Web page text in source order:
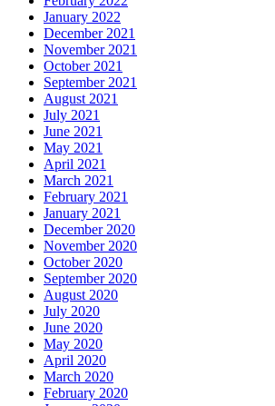
January 2022
December 2021
November 2021
October 2021
September 2021
August 2021
July 2021
June 2021
May 2021
April 2021
March 2021
February 2021
January 2021
December 2020
November 2020
October 2020
September 2020
August 2020
July 2020
June 2020
May 2020
April 2020
March 2020
February 2020